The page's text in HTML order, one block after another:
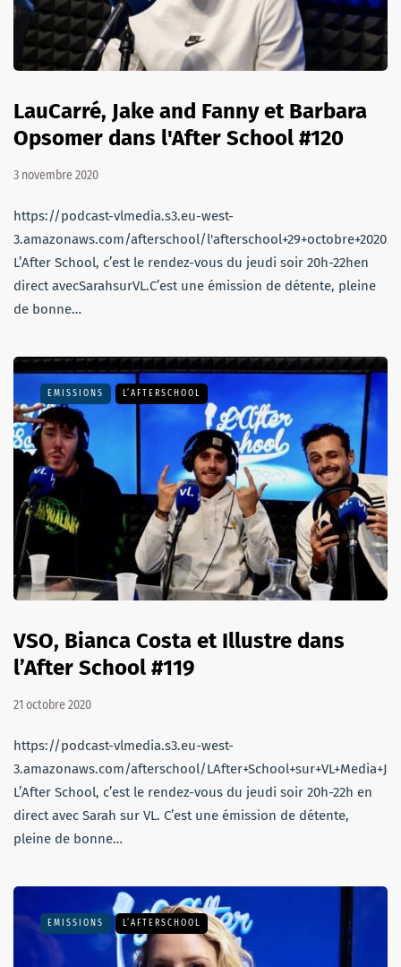
LauCarré, Jake and Fanny et Barbara
Opsomer dans l'After School #120
3 novembre 2020
https://podcast-vlmedia.s3.eu-west-
3.amazonaws.com/afterschool/
L’After School, c’est le rendez-vous du jeudi soir 20h-22hen
direct avecSarahsurVL.C’est une émission de détente, pleine
de bonne…
EMISSIONS L’AFTERSCHOOL
VSO, Bianca Costa et Illustre dans
l’After School #119
21 octobre 2020
https://podcast-vlmedia.s3.eu-west-
3.amazonaws.com/afterschool/
L’After School, c’est le rendez-vous du jeudi soir 20h-22h en
direct avec Sarah sur VL. C’est une émission de détente,
pleine de bonne…
EMISSIONS L’AFTERSCHOOL